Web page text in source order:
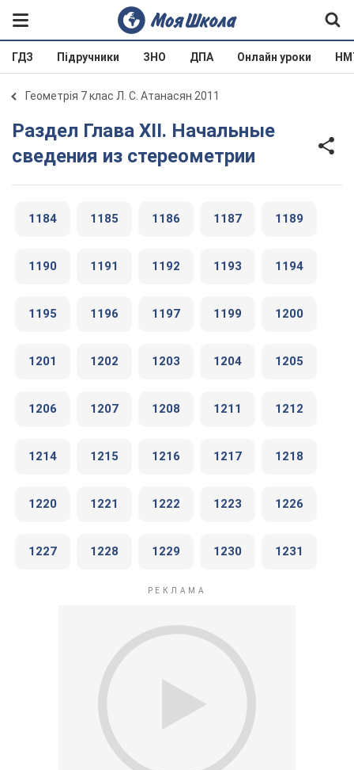
ГДЗ Підручники ЗНО ДПА Онлайн уроки
Геометрія 7 клас Л. С. Атанасян 2011
Раздел Глава XII. Начальные
сведения из стереометрии
1184 1185 1186 1187 1189
1190 1191 1192 1193 1194
1195 1196 1197 1199 1200
1201 1202 1203 1204 1205
1206 1207 1208 1211 1212
1214 1215 1216 1217 1218
1220 1221 1222 1223 1226
1227 1228 1229 1230 1231